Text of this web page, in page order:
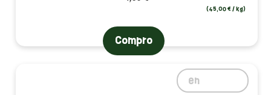
(45,00 € / kg)
Compro
en